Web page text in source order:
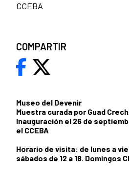
Museo del Devenir
Muestra curada por Guad
Inauguración el 26 de
el CCEBA
Horario de visita: de lunes a
sábados de 12 a 18. Domingos
CCEBA
COMPARTIR